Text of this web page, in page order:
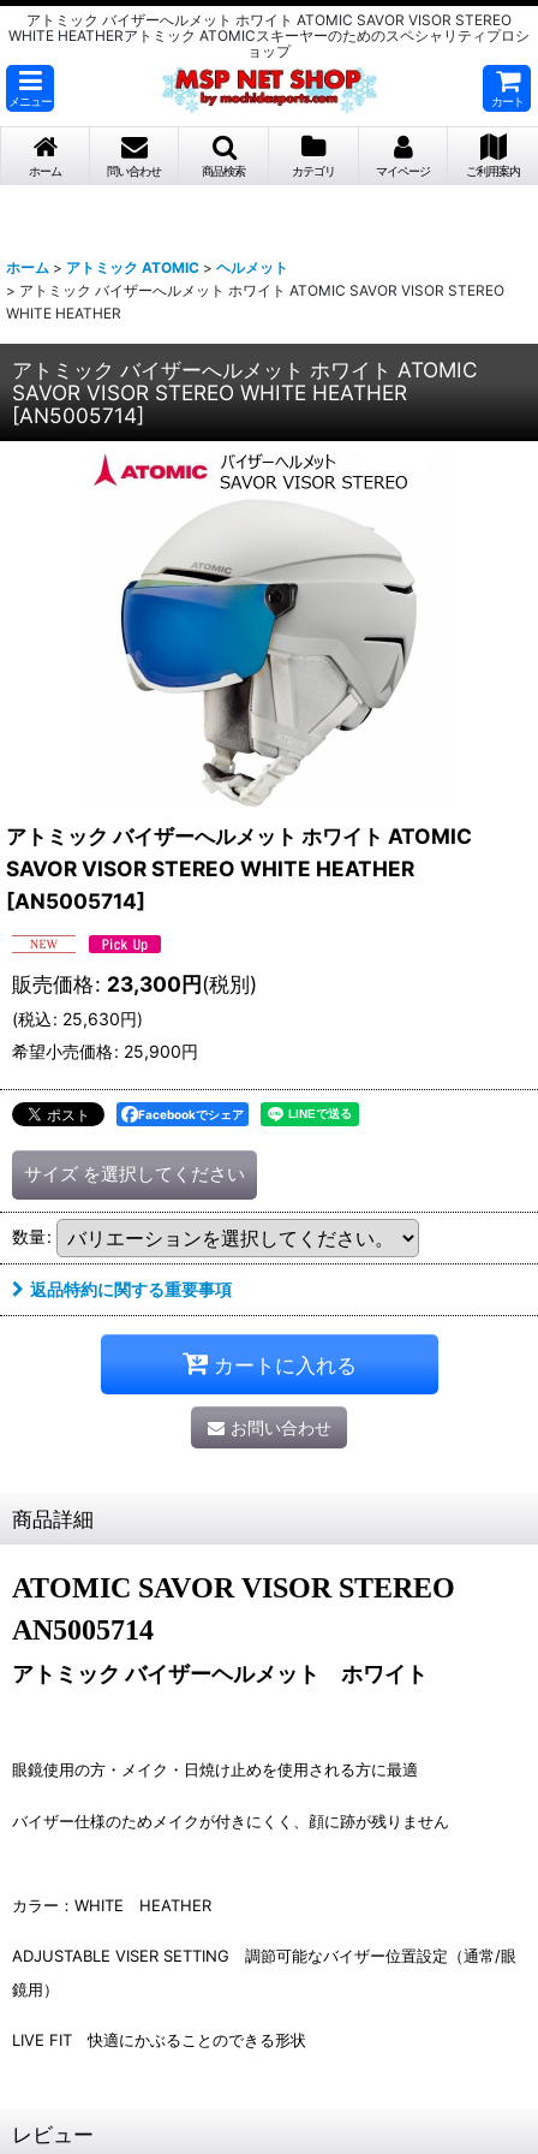
アトミック バイザーへルメット ホワイト ATOMIC SAVOR VISOR STEREO
WHITE HEATHERアトミック ATOMICスキーヤーのためのスペシャリティプロシ
ョップ
メニュー カート
ホーム 問い合わせ 商品検索 カテゴリ マイページ ご利用案内
ホーム > アトミック ATOMIC > ヘルメット
> アトミック バイザーへルメット ホワイト ATOMIC SAVOR VISOR STEREO
WHITE HEATHER
アトミック バイザーへルメット ホワイト ATOMIC
SAVOR VISOR STEREO WHITE HEATHER
[AN5005714]
アトミック バイザーへルメット ホワイト ATOMIC
SAVOR VISOR STEREO WHITE HEATHER
[AN5005714]
販売価格: 23,300円(税別)
(税込: 25,630円)
希望小売価格: 25,900円
Facebookでシェア
サイズ を選択してください
数量:
返品特約に関する重要事項
カートに入れる
お問い合わせ
商品詳細
ATOMIC SAVOR VISOR STEREO
AN5005714
アトミック バイザーヘルメット ホワイト
眼鏡使用の方・メイク・日焼け止めを使用される方に最適
バイザー仕様のためメイクが付きにくく、顔に跡が残りません
カラー：WHITE HEATHER
ADJUSTABLE VISER SETTING 調節可能なバイザー位置設定（通常/眼
鏡用）
LIVE FIT 快適にかぶることのできる形状
レビュー